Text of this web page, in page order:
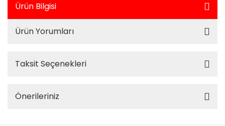
Ürün Bilgisi
Ürün Yorumları
Taksit Seçenekleri
Önerileriniz